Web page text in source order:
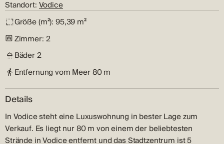
Standort: Vodice
Größe (m²): 95,39 m²
Zimmer: 2
Bäder2
Entfernung vom Meer80 m
Details
In Vodice steht eine Luxuswohnung in bester Lage zum
Verkauf. Es liegt nur 80 m von einem der beliebtesten
Strände in Vodice entfernt und das Stadtzentrum ist 5